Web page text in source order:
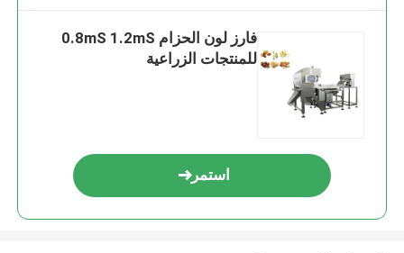
فارز لون الحزام 0.8mS 1.2mS
للمنتجات الزراعية
استمر